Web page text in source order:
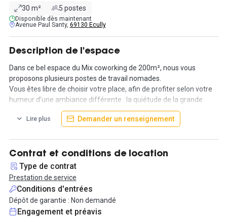
30 m² 5 postes
Disponible dès maintenant
Avenue Paul Santy, 69130 Ecully
Description de l'espace
Dans ce bel espace du Mix coworking de 200m², nous vous
proposons plusieurs postes de travail nomades.
Vous êtes libre de choisir votre place, afin de profiter selon votre
humeur d’une ambiance différente : la quiétude de la grande
table partagée, l’ambiance conviviale du café, ou l’intimité d’un
box pour téléphoner ou se concentrer.
large panel de compétences en ayez l’occasion d’échanger avec
eux pour développer votre réseau, booster votre business et
enrichir vos compétences.
Profitez des services de notre espace qui vous permettront de
travailler dans les meilleures conditions possibles : Un Wi-Fi très
haut débit, une imprimante, un photocopieur, des casiers
personnels et sécurisés.
Un espace cuisine et café permet ainsi de vous détendre et
Lire plus Demander un renseignement
Contrat et conditions de location
Type de contrat
Prestation de service
Conditions d'entrées
Dépôt de garantie : Non demandé
Engagement et préavis